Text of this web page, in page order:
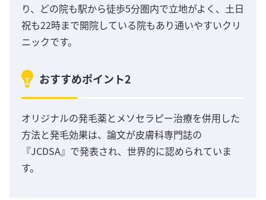
り、どの院も駅から徒歩5分圏内で立地がよく、土日
祝も22時まで開院している院もあり通いやすいクリ
ニックです。
おすすめポイント2
オリジナルの発毛薬とメソセラピー治療を併用した
方法と発毛効果は、論文が皮膚科専門誌の
『JCDSA』で発表され、世界的に認められていま
す。